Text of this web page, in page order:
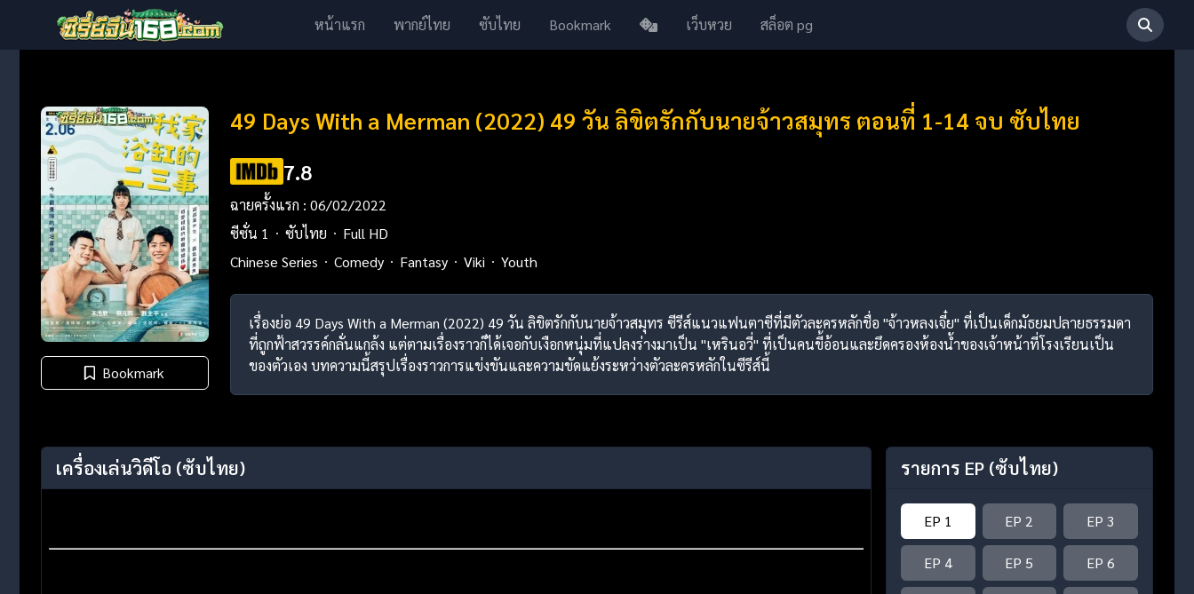
หน้าแรก พากย์ไทย ซับไทย Bookmark เว็บหวย สล็อต pg
Bookmark
49 Days With a Merman (2022) 49 วัน ลิขิตรักกับนายจ้าวสมุทร ตอนที่ 1-14 จบ ซับไทย
7.8
ฉายครั้งแรก : 06/02/2022
ซีซั่น 1
ซับไทย
Full HD
Chinese Series
Comedy Fantasy Viki Youth
เรื่องย่อ 49 Days With a Merman (2022) 49 วัน ลิขิตรักกับนายจ้าวสมุทร ซีรีส์แนวแฟนตาซีที่มีตัวละครหลักชื่อ "จ้าวหลงเจี๋ย" ที่เป็นเด็กมัธยมปลายธรรมดา
ที่ถูกฟ้าสวรรค์กลั่นแกล้ง แต่ตามเรื่องราวก็ได้เจอกับเงือกหนุ่มที่แปลงร่างมาเป็น "เหรินอวี่" ที่เป็นคนขี้อ้อนและยึดครองห้องน้ำของเจ้าหน้าที่โรงเรียนเป็น
ของตัวเอง บทความนี้สรุปเรื่องราวการแข่งขันและความขัดแย้งระหว่างตัวละครหลักในซีรีส์นี้
เครื่องเล่นวิดีโอ (ซับไทย) รายการ EP (ซับไทย)
EP 1 EP 2 EP 3
EP 4 EP 5 EP 6